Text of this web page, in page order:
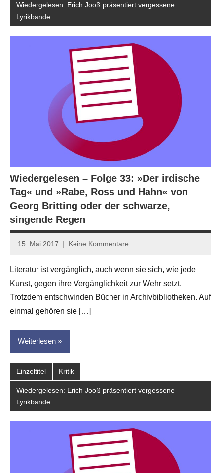
Wiedergelesen: Erich Jooß präsentiert vergessene
Lyrikbände
Wiedergelesen – Folge 33: »Der irdische
Tag« und »Rabe, Ross und Hahn« von
Georg Britting oder der schwarze,
singende Regen
15. Mai 2017
Anton
Leitner
Keine Kommentare
Literatur ist vergänglich, auch wenn sie sich, wie jede
Kunst, gegen ihre Vergänglichkeit zur Wehr setzt.
Trotzdem entschwinden Bücher in Archivbibliotheken. Auf
einmal gehören sie […]
Weiterlesen
Einzeltitel Kritik
Wiedergelesen: Erich Jooß präsentiert vergessene
Lyrikbände